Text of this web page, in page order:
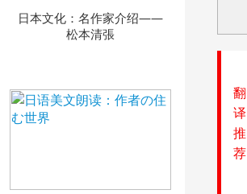
日本文化：名作家介绍——
松本清張
翻
译
推
荐